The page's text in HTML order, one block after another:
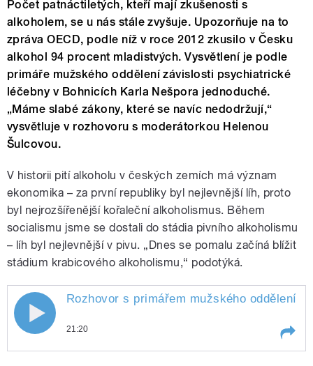
Počet patnáctiletých, kteří mají zkušenosti s
alkoholem, se u nás stále zvyšuje. Upozorňuje na to
zpráva OECD, podle níž v roce 2012 zkusilo v Česku
alkohol 94 procent mladistvých. Vysvětlení je podle
primáře mužského oddělení závislosti psychiatrické
léčebny v Bohnicích Karla Nešpora jednoduché.
„Máme slabé zákony, které se navíc nedodržují,“
vysvětluje v rozhovoru s moderátorkou Helenou
Šulcovou.
V historii pití alkoholu v českých zemích má význam
ekonomika – za první republiky byl nejlevnější líh, proto
byl nejrozšířenější kořaleční alkoholismus. Během
socialismu jsme se dostali do stádia pivního alkoholismu
– líh byl nejlevnější v pivu. „Dnes se pomalu začíná blížit
stádium krabicového alkoholismu,“ podotýká.
Rozhovor s primářem mužského oddělení
21:20